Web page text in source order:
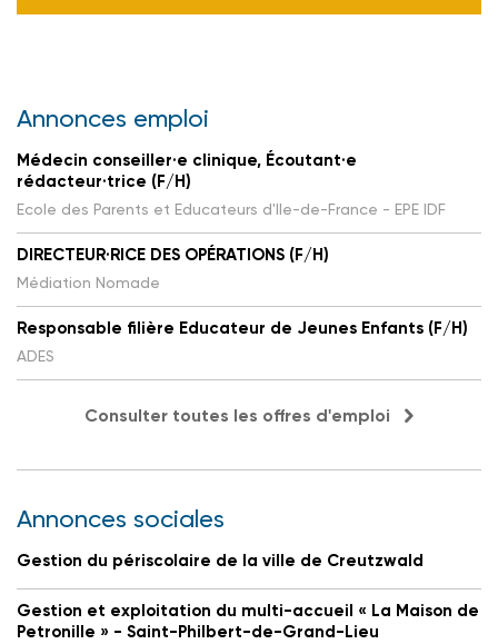
Annonces emploi
Médecin conseiller·e clinique, Écoutant·e
rédacteur·trice (F/H)
Ecole des Parents et Educateurs d'Ile-de-France - EPE IDF
DIRECTEUR·RICE DES OPÉRATIONS (F/H)
Médiation Nomade
Responsable filière Educateur de Jeunes Enfants (F/H)
ADES
Consulter toutes les offres d'emploi
Annonces sociales
Gestion du périscolaire de la ville de Creutzwald
Gestion et exploitation du multi-accueil « La Maison de
Petronille » - Saint-Philbert-de-Grand-Lieu